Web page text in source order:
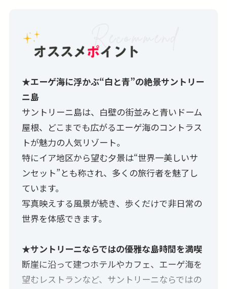
★エーゲ海に浮かぶ“白と青”の絶景サントリー
ニ島
サントリーニ島は、白壁の街並みと青いドーム
屋根、どこまでも広がるエーゲ海のコントラス
トが魅力の人気リゾート。
特にイア地区から望む夕景は“世界一美しいサ
ンセット”とも称され、多くの旅行者を魅了し
ています。
写真映えする風景が続き、歩くだけで非日常の
世界を体感できます。
★サントリーニならではの優雅な島時間を満喫
断崖に沿って建つホテルやカフェ、エーゲ海を
望むレストランなど、サントリーニならではの